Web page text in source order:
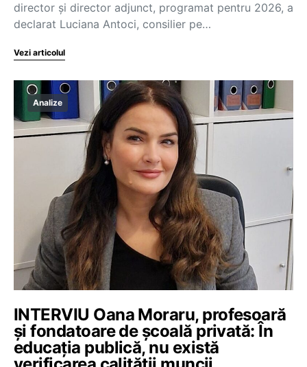
director și director adjunct, programat pentru 2026, a
declarat Luciana Antoci, consilier pe…
Vezi articolul
Analize
INTERVIU Oana Moraru, profesoară
și fondatoare de școală privată: În
educația publică, nu există